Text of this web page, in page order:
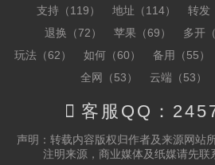
支持（119）
地址（114） 转发
退换（72）
苹果（69） 多开
玩法（62）
如何（60） 备用（55）
全网（53）
云端（53）
 客服QQ：
声明：转载内容版权归作者及来源网站
注明来源，商业媒体及纸媒请先